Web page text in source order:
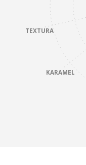
KARAMEL
TEXTURA